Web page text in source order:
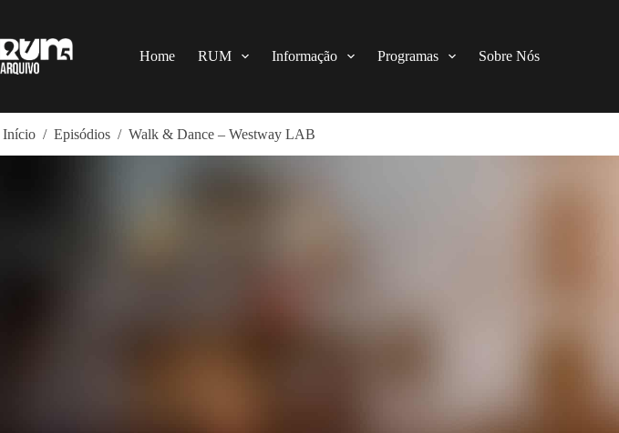
o
conteúdo
Home RUM Informação Programas Sobre Nós
Início / Episódios / Walk & Dance – Westway LAB